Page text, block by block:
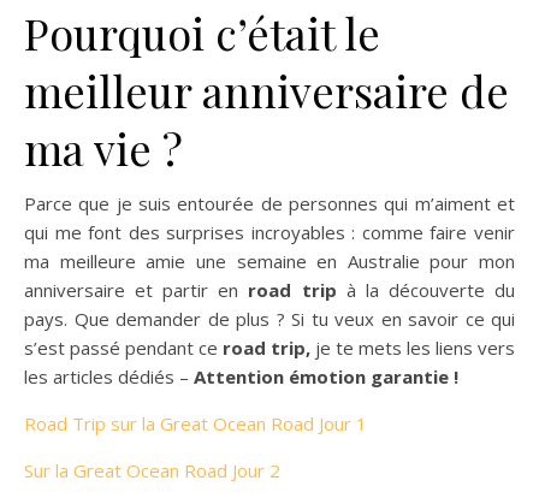
Pourquoi c’était le
meilleur anniversaire de
ma vie ?
Parce que je suis entourée de personnes qui m’aiment et
qui me font des surprises incroyables : comme faire venir
ma meilleure amie une semaine en Australie pour mon
anniversaire et partir en road trip à la découverte du
pays. Que demander de plus ? Si tu veux en savoir ce qui
s’est passé pendant ce road trip, je te mets les liens vers
les articles dédiés – Attention émotion garantie !
Road Trip sur la Great Ocean Road Jour 1
Sur la Great Ocean Road Jour 2